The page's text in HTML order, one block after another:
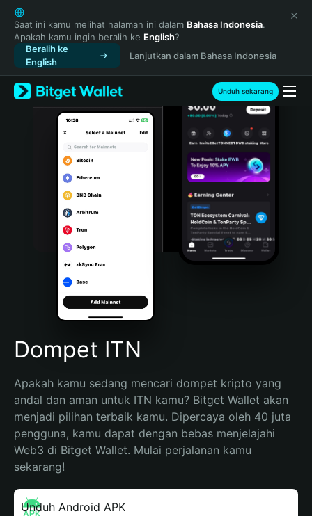
English
日本語
Tiếng Việt
Русский
Español (Latinoamérica)
Türkçe
Italiano
Português (Portugal)
Bahasa Indonesia
Português (Brasil)
Español (Argentina)
Saat ini kamu melihat halaman ini dalam Bahasa Indonesia.
Apakah kamu ingin beralih ke English?
Beralih ke
English
Lanjutkan dalam Bahasa Indonesia
Unduh sekarang
Dompet ITN
Apakah kamu sedang mencari dompet kripto yang
andal dan aman untuk ITN kamu? Bitget Wallet akan
menjadi pilihan terbaik kamu. Dipercaya oleh 40 juta
pengguna, kamu dapat dengan bebas menjelajahi
Web3 di Bitget Wallet. Mulai perjalanan kamu
sekarang!
Unduh Android APK